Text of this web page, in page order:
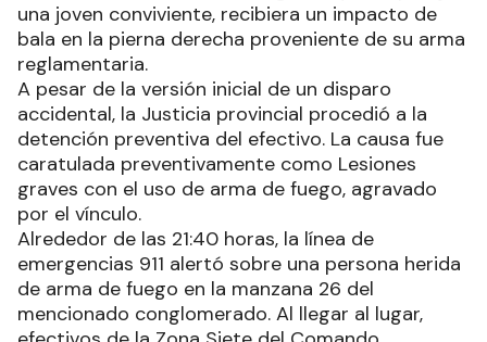
una joven conviviente, recibiera un impacto de
bala en la pierna derecha proveniente de su arma
reglamentaria.
A pesar de la versión inicial de un disparo
accidental, la Justicia provincial procedió a la
detención preventiva del efectivo. La causa fue
caratulada preventivamente como Lesiones
graves con el uso de arma de fuego, agravado
por el vínculo.
Alrededor de las 21:40 horas, la línea de
emergencias 911 alertó sobre una persona herida
de arma de fuego en la manzana 26 del
mencionado conglomerado. Al llegar al lugar,